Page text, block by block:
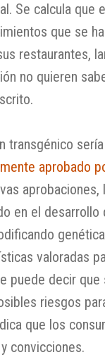
Se calcula que
que se
restaurantes,
no quieren
transgénico
aprobado
en el
valoradas
puede decir
riesgos
que los
convicciones.